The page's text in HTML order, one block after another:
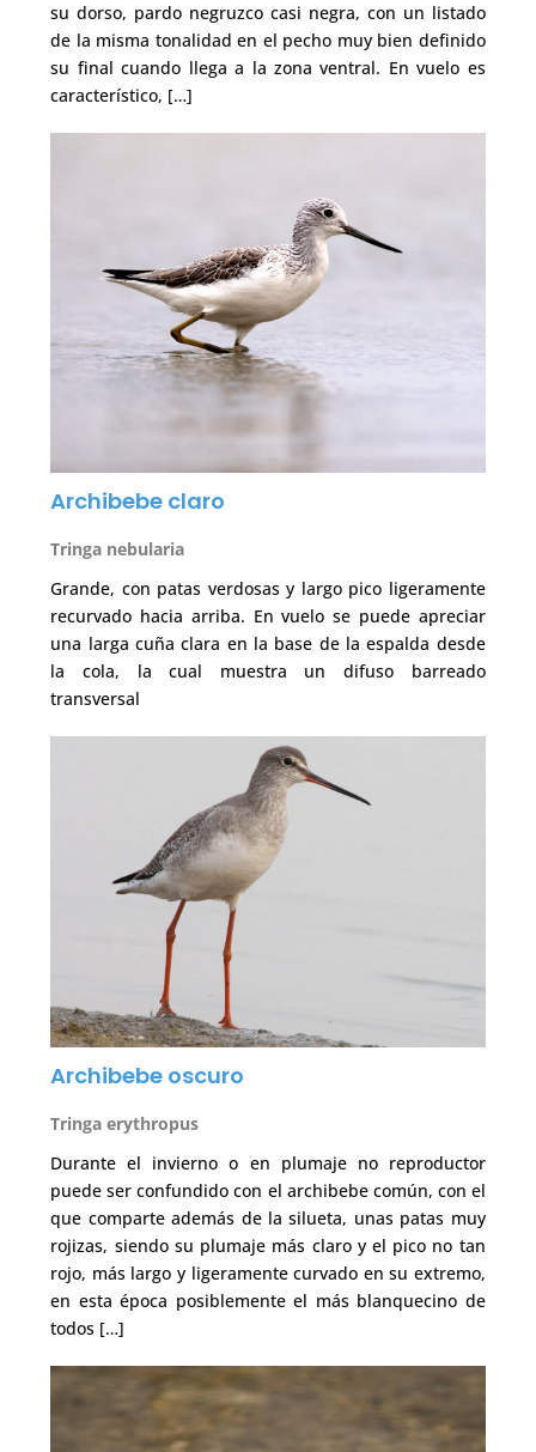
su dorso, pardo negruzco casi negra, con un listado
de la misma tonalidad en el pecho muy bien definido
su final cuando llega a la zona ventral. En vuelo es
característico, […]
Archibebe claro
Tringa nebularia
Grande, con patas verdosas y largo pico ligeramente
recurvado hacia arriba. En vuelo se puede apreciar
una larga cuña clara en la base de la espalda desde
la cola, la cual muestra un difuso barreado
transversal
Archibebe oscuro
Tringa erythropus
Durante el invierno o en plumaje no reproductor
puede ser confundido con el archibebe común, con el
que comparte además de la silueta, unas patas muy
rojizas, siendo su plumaje más claro y el pico no tan
rojo, más largo y ligeramente curvado en su extremo,
en esta época posiblemente el más blanquecino de
todos […]